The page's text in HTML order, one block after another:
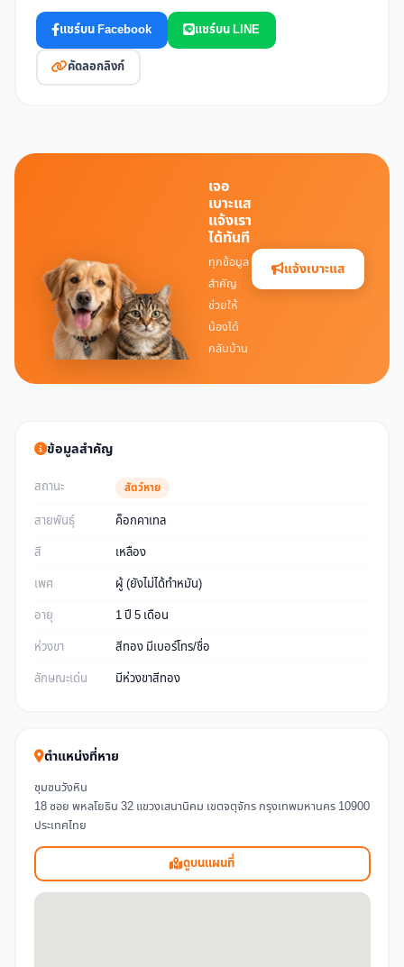
แชร์บน Facebook แชร์บน LINE
คัดลอกลิงก์
เจอ
เบาะแส
แจ้งเรา
ได้ทันที
ทุกข้อมูล
สำคัญ
ช่วยให้
น้องได้
กลับบ้าน
แจ้งเบาะแส
ข้อมูลสำคัญ
สถานะ สัตว์หาย
สายพันธุ์
ค็อกคาเทล
สี
เหลือง
เพศ
ผู้ (ยังไม่ได้ทำหมัน)
อายุ
1 ปี 5 เดือน
ห่วงขา
สีทอง มีเบอร์โทร/ชื่อ
ลักษณะเด่น
มีห่วงขาสีทอง
ตำแหน่งที่หาย
ชุมชนวังหิน
18 ซอย พหลโยธิน 32 แขวงเสนานิคม เขตจตุจักร กรุงเทพมหานคร 10900
ประเทศไทย
ดูบนแผนที่